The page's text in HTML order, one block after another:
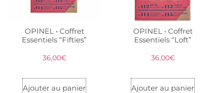
OPINEL • Coffret
Essentiels “Fifties”
36,00€
Ajouter au panier
OPINEL • Coffret
Essentiels “Loft”
36,00€
Ajouter au panier